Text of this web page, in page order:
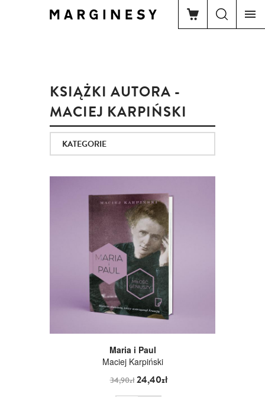
KSIĄŻKI AUTORA -
MACIEJ KARPIŃSKI
KATEGORIE
Maria i Paul
Maciej Karpiński
34,90zł24,40zł